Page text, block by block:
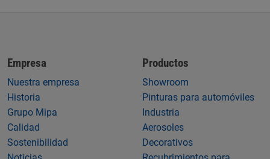
Empresa
Nuestra empresa
Historia
Grupo Mipa
Calidad
Sostenibilidad
Productos
Showroom
Pinturas para automóviles
Industria
Aerosoles
Decorativos